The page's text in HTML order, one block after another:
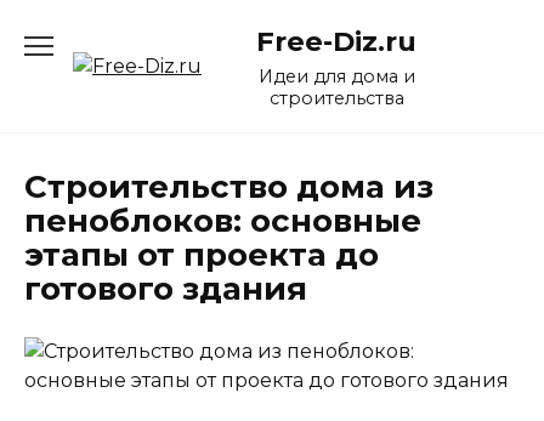
содержанию
Free-Diz.ru
Идеи для дома и
строительства
Строительство дома из
пеноблоков: основные
этапы от проекта до
готового здания